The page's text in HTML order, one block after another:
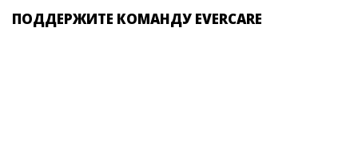
ПОДДЕРЖИТЕ КОМАНДУ EVERCARE